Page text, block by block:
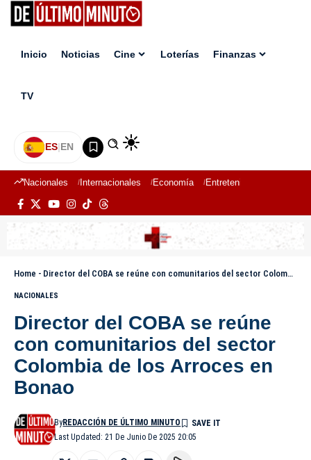
Inicio Noticias Cine Loterías Finanzas
TV
ES|EN
Nacionales Internacionales Economía Entretenimiento
Home - Director del COBA se reúne con comunitarios del sector Colombia de los Arroces en Bonao
NACIONALES
Director del COBA se reúne
con comunitarios del sector
Colombia de los Arroces en
Bonao
Last Updated: 21 De Junio De 2025 20:05
ByREDACCIÓN DE ÚLTIMO MINUTO